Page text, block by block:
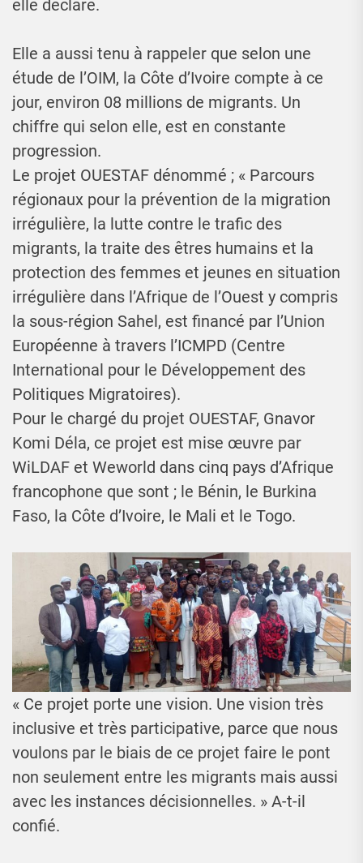
elle déclaré.
Elle a aussi tenu à rappeler que selon une
étude de l’OIM, la Côte d’Ivoire compte à ce
jour, environ 08 millions de migrants. Un
chiffre qui selon elle, est en constante
progression.
Le projet OUESTAF dénommé ; « Parcours
régionaux pour la prévention de la migration
irrégulière, la lutte contre le trafic des
migrants, la traite des êtres humains et la
protection des femmes et jeunes en situation
irrégulière dans l’Afrique de l’Ouest y compris
la sous-région Sahel, est financé par l’Union
Européenne à travers l’ICMPD (Centre
International pour le Développement des
Politiques Migratoires).
Pour le chargé du projet OUESTAF, Gnavor
Komi Déla, ce projet est mise œuvre par
WiLDAF et Weworld dans cinq pays d’Afrique
francophone que sont ; le Bénin, le Burkina
Faso, la Côte d’Ivoire, le Mali et le Togo.
« Ce projet porte une vision. Une vision très
inclusive et très participative, parce que nous
voulons par le biais de ce projet faire le pont
non seulement entre les migrants mais aussi
avec les instances décisionnelles. » A-t-il
confié.